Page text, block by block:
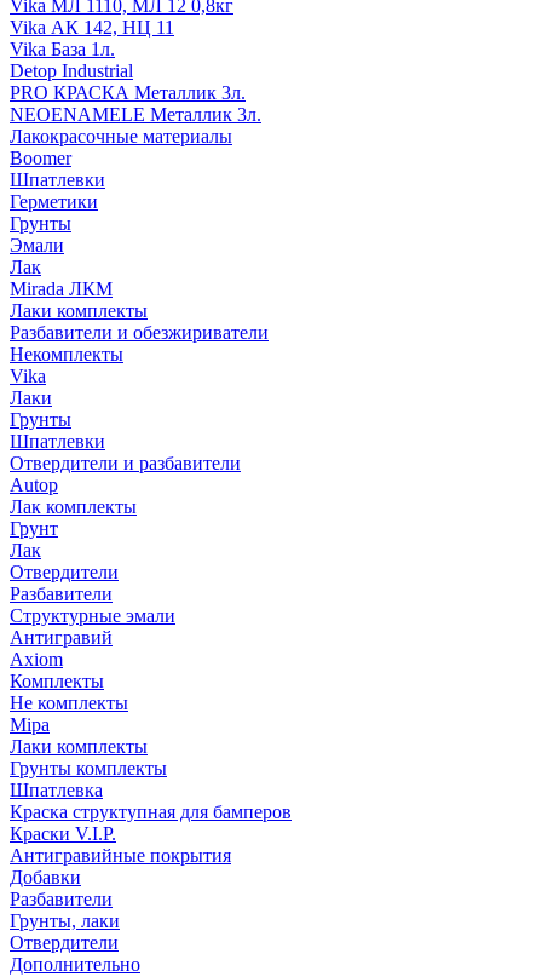
Vika МЛ 1110, МЛ 12 0,8кг
Vika АК 142, НЦ 11
Vika База 1л.
Detop Industrial
PRO КРАСКА Металлик 3л.
NEOENAMELE Металлик 3л.
Лакокрасочные материалы
Boomer
Шпатлевки
Герметики
Грунты
Эмали
Лак
Mirada ЛКМ
Лаки комплекты
Разбавители и обезжириватели
Некомплекты
Vika
Лаки
Грунты
Шпатлевки
Отвердители и разбавители
Autop
Лак комплекты
Грунт
Лак
Отвердители
Разбавители
Структурные эмали
Антигравий
Axiom
Комплекты
Не комплекты
Mipa
Лаки комплекты
Грунты комплекты
Шпатлевка
Краска структупная для бамперов
Краски V.I.P.
Антигравийные покрытия
Добавки
Разбавители
Грунты, лаки
Отвердители
Дополнительно